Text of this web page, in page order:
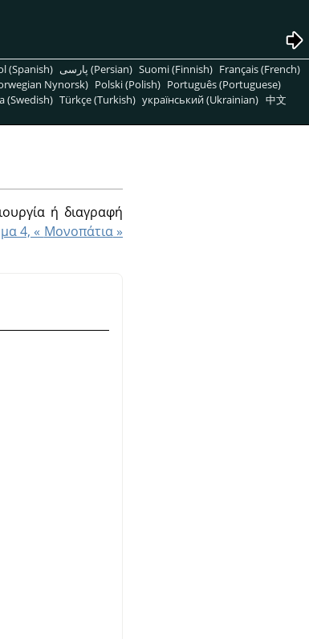
(Spanish) پارسی (Persian) Suomi (Finnish) Français (French)
Nynorsk) Polski (Polish) Português (Portuguese)
(Swedish) Türkçe (Turkish) український (Ukrainian) 中文
ή διαγραφή
4, « Μονοπάτια»